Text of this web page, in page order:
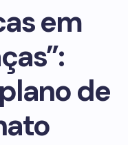
em
de